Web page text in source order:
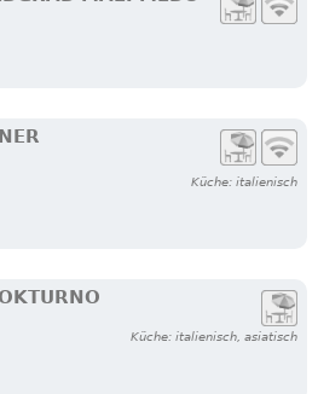
Küche: italienisch
Küche: italienisch, asiatisch